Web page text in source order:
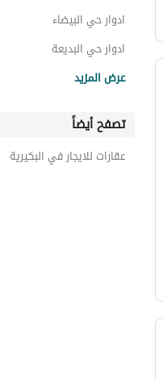
ادوار حي البيضاء
ادوار حي البديعة
ادوار حي القادسية
ادوار حي الربوة
عرض المزيد
تصفح أيضاً
عقارات للايجار في البكيرية